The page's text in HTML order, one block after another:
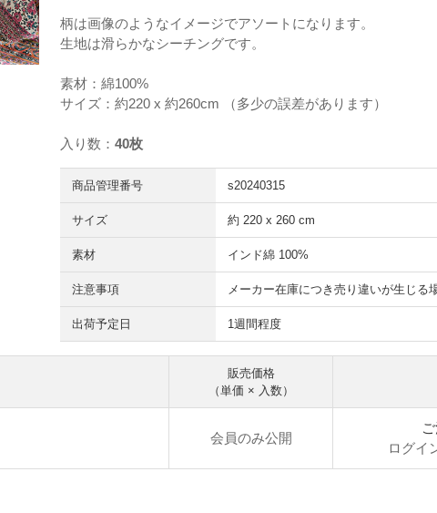
柄は画像のようなイメージでアソートになります。
生地は滑らかなシーチングです。
素材：綿100%
サイズ：約220 x 約260cm （多少の誤差があります）
入り数： 40枚
商品管理番号 s20240315
サイズ 約 220 x 260 cm
素材 インド綿 100%
注意事項 メーカー在庫につき売り違いが生じる
出荷予定日 1週間程度
販売価格
（単価 × 入数）
会員のみ公開
ログイ